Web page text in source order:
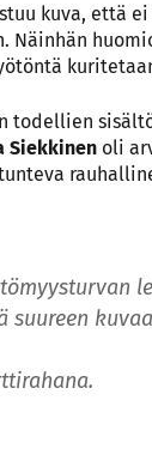
kuva, että
Näinhän
todellien
Siekkinen oli
suureen